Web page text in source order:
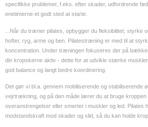
specifikke problemer, f.eks. efter skader, udfordrende
enetimerne et godt sted at starte.
...Når du træner pilates, opbygger du fleksibilitet, styrke
hofter, ryg, arme og ben. Pilatestræning er med til at
koncentration. Under træningen fokuseres der på
din kropskerne aktiv - dette for at udvikle stærke
god balance og langt bedre koordinering.
Det gør vi bl.a. gennem mobiliserende og stabiliserende
vejrtrækning, og på den måde lærer du at bruge kroppen
overanstrengelser eller smerter i muskler og led. Pilates
modstandskraft mod skader og slid, så du kan holde